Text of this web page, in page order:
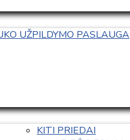
UŽPILDYMO PASLAUGA
KITI PRIEDAI